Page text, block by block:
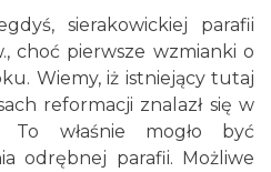
sierakowickiej parafii
choć pierwsze wzmianki o
Wiemy, iż istniejący tutaj
reformacji znalazł się w
To właśnie mogło być
odrębnej parafii. Możliwe